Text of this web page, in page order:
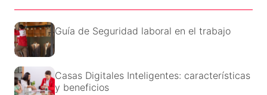
Guía de Seguridad laboral en el trabajo
Casas Digitales Inteligentes: características
y beneficios